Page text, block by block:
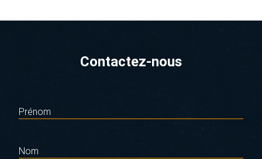
Contactez-nous
Prénom
Nom